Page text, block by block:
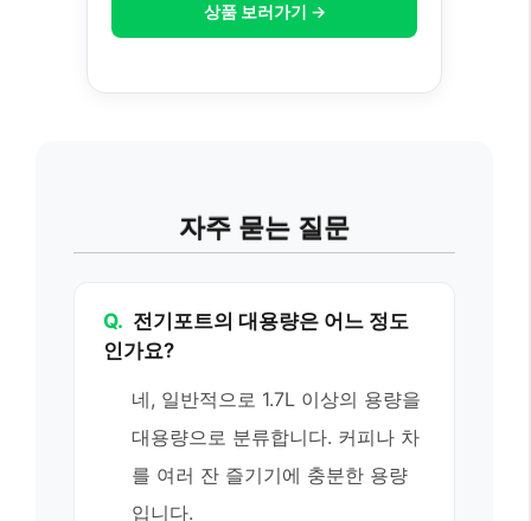
상품 보러가기 →
자주 묻는 질문
Q. 전기포트의 대용량은 어느 정도
인가요?
네, 일반적으로 1.7L 이상의 용량을
대용량으로 분류합니다. 커피나 차
를 여러 잔 즐기기에 충분한 용량
입니다.